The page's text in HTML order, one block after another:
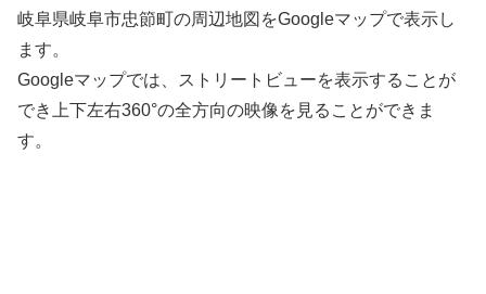
岐阜県岐阜市忠節町の周辺地図をGoogleマップで表示し
ます。
Googleマップでは、ストリートビューを表示することが
でき上下左右360°の全方向の映像を見ることができま
す。